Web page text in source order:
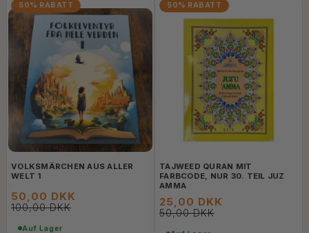
50% RABATT
VOLKSMÄRCHEN AUS ALLER
WELT 1
50,00 DKK
100,00 DKK
Auf Lager
50% RABATT
TAJWEED QURAN MIT
FARBCODE, NUR 30. TEIL JUZ
AMMA
25,00 DKK
50,00 DKK